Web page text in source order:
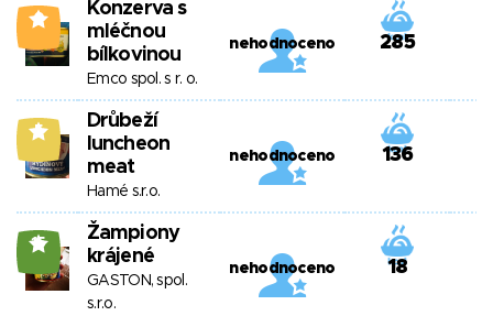
0
Konzerva s
mléčnou
bílkovinou
Emco spol. s r. o.
nehodnoceno 285
5
Drůbeží
luncheon
meat
Hamé s.r.o.
nehodnoceno 136
15
Žampiony
krájené
GASTON, spol.
s.r.o.
nehodnoceno 18